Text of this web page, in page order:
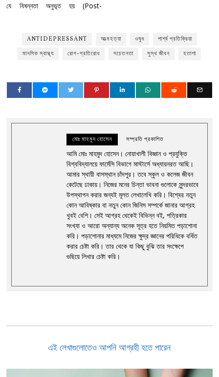
যে বিষন্নতা অনুভূত হয় (Post-
ANTIDEPRESSANT আত্মহত্যা ওষুধ
পার্শ্ব প্রতিক্রিয়া
মানসিক স্বাস্থ্য
রোগ-প্রতিরোধ সচেতনতা সুস্থ জীবন হতাশা
মোঃ মাহমুদ হোসেন সম্প্রতি প্রকাশিত
আমি মোঃ মাহমুদ হোসেন। নোয়াখালী বিজ্ঞান ও প্রযুক্তি
বিশ্ববিদ্যালয়ে ফার্মেসি বিভাগে মাস্টার্সে অধ্যায়নরত আছি।
আমার স্থায়ী বাসস্থান চাঁদপুর। তবে স্কুল ও কলেজ জীবন
কেটেছে ঢাকায়। নিজের মনের চিন্তা ভাবনা গুলোকে সুন্দরভাবে
উপস্থাপন করার জন্যই মূলত লেখালেখি করি। বিশ্বের নতুন
কোন আবিষ্কার বা নতুন কোন জিনিস সম্পর্কে জানার আগ্রহ
খুবই বেশি। সেই আগ্রহ থেকেই বিভিন্ন বই, পত্রিকার
সংখ্যা ও আরো অন্যান্য অনেক সূত্র হতে নিয়মিত পড়াশোনা
করি। পড়াশোনার মাধ্যমে নিজের ক্ষুদ্র জ্ঞানের পরিধিকে বর্ধিত
করার চেষ্টা করি। তার থেকে যা কিছু বুঝি তার সংক্ষেপে
গুছিয়ে লিখার চেষ্টা করি।
এই লেখাগুলোতেও আপনি আগ্রহী হতে পারেন